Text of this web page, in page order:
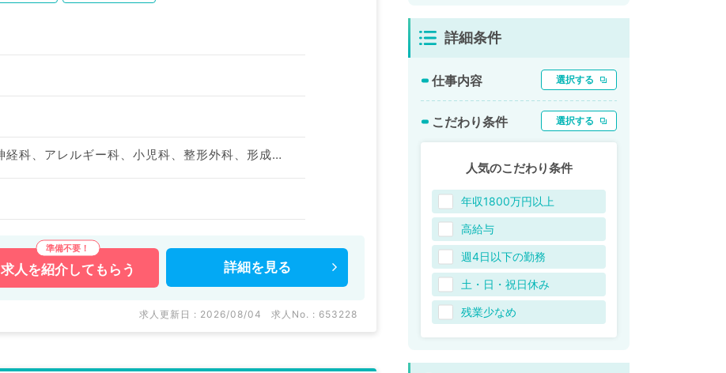
神経内科、精神科、神経科、アレルギー科、小児科、整形外科、形成外科、美容外科、脳神経外科、呼吸器外科、心臓血管外科、小児外科、皮膚科、泌尿器科、産婦人科、産科、婦人科、眼科、耳鼻咽喉科、放射線科、麻酔科、ペインクリニック、人工透析科、一般内科、循環器内科、呼吸器内科、消化器内科、内分泌・代謝内科、腎臓内科、老年内科、血液内科、外科系全般、一般外科、消化器外科、乳腺外科、総合診療科、美容皮膚科、健診・人間ドック、救急科・ＩＣＵ、病理科、基礎医学系、膠原病科、スポーツ整形外科、大腸・肛門外科、産業医、脊髄・脊椎外科
求人を紹介してもらう 詳細を 見る
求人更新日 : 2026/08/04 求人No. : 653228
詳細条件
仕事内容 選択する
こだわり条件 選択する
人気のこだわり条件
年収1800万円以上
高給与
週4日以下の勤務
土・日・祝日休み
残業少なめ